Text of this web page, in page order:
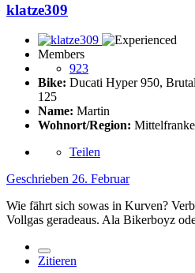
klatze309
Members
923
Bike: Ducati Hyper 950,
125
Name: Martin
Wohnort/Region:
Teilen
Geschrieben 26. Februar
Wie fährt sich sowas in Kurven?
Vollgas geradeaus. Ala Bikerboyz
Zitieren